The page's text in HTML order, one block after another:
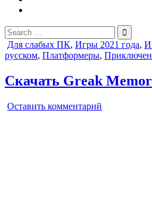
Search
for:
Posted
in
Для слабых ПК, Игры 2021 года,
русском, Платформеры,
Скачать Greak
Оставить комментарий